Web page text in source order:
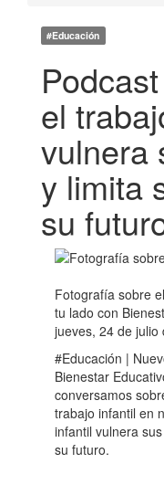
#Educación
el
vulnera
y limita
su
Fotografía sobre
tu lado con
jueves, 24 de julio
#Educación |
Bienestar
conversamos
trabajo infantil en
infantil vulnera
su futuro.